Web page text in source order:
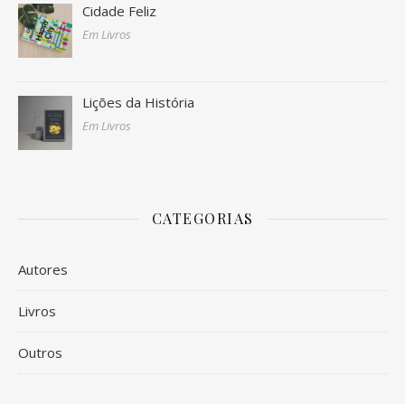
Cidade Feliz
Em Livros
Lições da História
Em Livros
CATEGORIAS
Autores
Livros
Outros